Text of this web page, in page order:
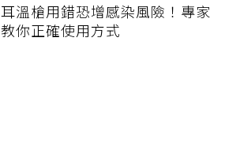
耳溫槍用錯恐增感染風險！專家
教你正確使用方式